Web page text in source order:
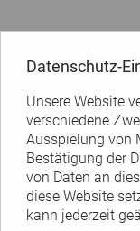
Datenschutz-
Unsere Website
verschiedene
Ausspielung von
Bestätigung der
von Daten an
diese Website
kann jederzeit